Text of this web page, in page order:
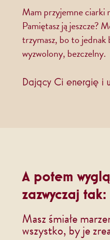
Mam przyjemne ciarki
Pamiętasz ją jeszcze?
trzymasz, bo to jednak
wyzwolony, bezczelny.
Dający Ci energię i
A potem
zazwyczaj tak:
Masz śmiałe
wszystko, by je